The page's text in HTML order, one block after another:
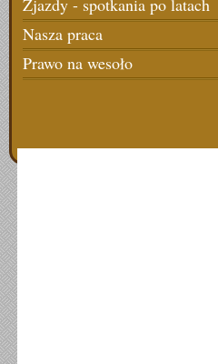
Zjazdy - spotkania po latach
Nasza praca
Prawo na wesoło